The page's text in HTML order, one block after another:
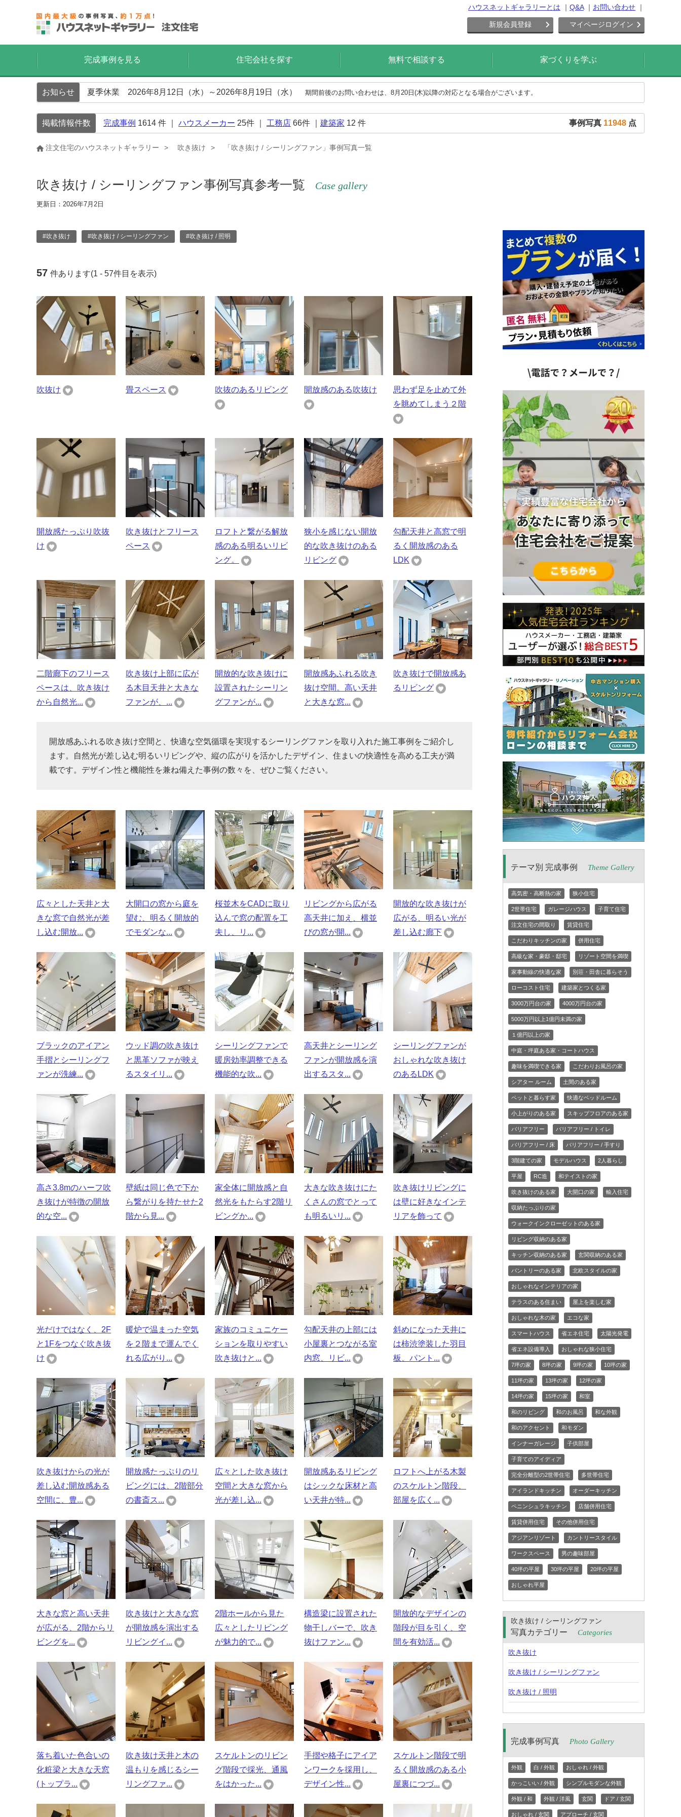
ハウスネットギャラリーとは Q&A お問い合わせ
新規会員登録 マイページログイン
完成事例を見る 住宅会社を探す 無料で相談する 家づくりを学ぶ
お知らせ 夏季休業 2026年8月12日（水）～2026年8月19日（水） 期間前後のお問い合わせは、8月20日(木)以降の対応となる場合がございます。
掲載情報件数 完成事例 1614 件 ｜ ハウスメーカー 25件 ｜ 工務店 66件 ｜ 建築家 12 件 事例写真 11948 点
注文住宅のハウスネットギャラリー 吹き抜け 「吹き抜け / シーリングファン」事例写真一覧
吹き抜け / シーリングファン事例写真参考一覧 Case gallery
更新日：2026年7月2日
#吹き抜け #吹き抜け / シーリングファン #吹き抜け / 照明
57 件あります(1 - 57件目を表示)
吹抜け 畳スペース 吹抜のあるリビング 開放感のある吹抜け
思わず足を止めて外
を眺めてしまう２階
開放感たっぷり吹抜
け
吹き抜けとフリース
ペース
ロフトと繋がる解放
感のある明るいリビ
ング。
狭小を感じない開放
的な吹き抜けのある
リビング
勾配天井と高窓で明
るく開放感のある
LDK
二階廊下のフリース
ペースは、吹き抜け
から自然光...
吹き抜け上部に広が
る木目天井と大きな
ファンが、...
開放的な吹き抜けに
設置されたシーリン
グファンが...
開放感あふれる吹き
抜け空間。高い天井
と大きな窓...
吹き抜けで開放感あ
るリビング
開放感あふれる吹き抜け空間と、快適な空気循環を実現するシーリングファンを取り入れた施工事例をご紹介し
ます。自然光が差し込む明るいリビングや、縦の広がりを活かしたデザイン、住まいの快適性を高める工夫が満
載です。デザイン性と機能性を兼ね備えた事例の数々を、ぜひご覧ください。
広々とした天井と大
きな窓で自然光が差
し込む開放...
大開口の窓から庭を
望む、明るく開放的
でモダンな...
桜並木をCADに取り
込んで窓の配置を工
夫し、リ...
リビングから広がる
高天井に加え、横並
びの窓が開...
開放的な吹き抜けが
広がる、明るい光が
差し込む廊下
ブラックのアイアン
手摺とシーリングフ
ァンが洗練...
ウッド調の吹き抜け
と黒革ソファが映え
るスタイリ...
シーリングファンで
暖房効率調整できる
機能的な吹...
高天井とシーリング
ファンが開放感を演
出するスタ...
シーリングファンが
おしゃれな吹き抜け
のあるLDK
高さ3.8mのハーフ吹
き抜けが特徴の開放
的な空...
壁紙は同じ色で下か
ら繋がりを持たせた2
階から見...
家全体に開放感と自
然光をもたらす2階リ
ビングか...
大きな吹き抜けにた
くさんの窓でとって
も明るいリ...
吹き抜けリビングに
は壁に好きなインテ
リアを飾って
光だけではなく、2F
と1Fをつなぐ吹き抜
け
暖炉で温まった空気
を２階まで運んでく
れる広がり...
家族のコミュニケー
ションを取りやすい
吹き抜けと...
勾配天井の上部には
小屋裏とつながる室
内窓、リビ...
斜めになった天井に
は柿渋塗装した羽目
板、パント...
吹き抜けからの光が
差し込む開放感ある
空間に、豊...
開放感たっぷりのリ
ビングには、2階部分
の書斎ス...
広々とした吹き抜け
空間と大きな窓から
光が差し込...
開放感あるリビング
はシックな床材と高
い天井が特...
ロフトへ上がる木製
のスケルトン階段、
部屋を広く...
大きな窓と高い天井
が広がる、2階からリ
ビングを...
吹き抜けと大きな窓
が開放感を演出する
リビングイ...
2階ホールから見た
広々としたリビング
が魅力的で...
構造梁に設置された
物干しバーで、吹き
抜けファン...
開放的なデザインの
階段が目を引く、空
間を有効活...
落ち着いた色合いの
化粧梁と大きな天窓
(トップラ...
吹き抜け天井と木の
温もりを感じるシー
リングファ...
スケルトンのリビン
グ階段で採光、通風
をはかった...
手摺や格子にアイア
ンワークを採用し、
デザイン性...
スケルトン階段で明
るく開放感のある小
屋裏につづ...
テーマ別 完成事例 Theme Gallery
高気密・高断熱の家 狭小住宅
2世帯住宅 ガレージハウス 子育て住宅
注文住宅の間取り 賃貸住宅
こだわりキッチンの家 併用住宅
高級な家・豪邸・邸宅 リゾート空間を満喫
家事動線の快適な家 別荘・田舎に暮らそう
ローコスト住宅 建築家とつくる家
3000万円台の家 4000万円台の家
5000万円以上1億円未満の家
１億円以上の家
中庭・坪庭ある家・コートハウス
趣味を満喫できる家 こだわりお風呂の家
シアター ルーム 土間のある家
ペットと暮らす家 快適なベッドルーム
小上がりのある家 スキップフロアのある家
バリアフリー バリアフリー / トイレ
バリアフリー / 床 バリアフリー / 手すり
3階建ての家 モデルハウス 2人暮らし
平屋 RC造 和テイストの家
吹き抜けのある家 大開口の家 輸入住宅
収納たっぷりの家
ウォークインクローゼットのある家
リビング収納のある家
キッチン収納のある家 玄関収納のある家
パントリーのある家 北欧スタイルの家
おしゃれなインテリアの家
テラスのある住まい 屋上を楽しむ家
おしゃれな木の家 エコな家
スマートハウス 省エネ住宅 太陽光発電
省エネ設備導入 おしゃれな狭小住宅
7坪の家 8坪の家 9坪の家 10坪の家
11坪の家 13坪の家 12坪の家
14坪の家 15坪の家 和室
和のリビング 和のお風呂 和な外観
和のアクセント 和モダン
インナーガレージ 子供部屋
子育てのアイディア
完全分離型の2世帯住宅 多世帯住宅
アイランドキッチン オーダーキッチン
ペニンシュラキッチン 店舗併用住宅
賃貸併用住宅 その他併用住宅
アジアンリゾート カントリースタイル
ワークスペース 男の趣味部屋
40坪の平屋 30坪の平屋 20坪の平屋
おしゃれ平屋
吹き抜け / シーリングファン
写真カテゴリー Categories
吹き抜け
吹き抜け / シーリングファン
吹き抜け / 照明
完成事例写真 Photo Gallery
外観 白 / 外観 おしゃれ / 外観
かっこいい / 外観 シンプルモダンな外観
外観 / 和 外観 / 洋風 玄関 ドア / 玄関
おしゃれ / 玄関 アプローチ / 玄関